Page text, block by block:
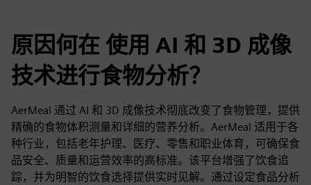
原因何在 使用 AI 和 3D 成像
技术进行食物分析？
AerMeal 通过 AI 和 3D 成像技术彻底改变了食物管理，提供
精确的食物体积测量和详细的营养分析。AerMeal 适用于各
种行业，包括老年护理、医疗、零售和职业体育，可确保食
品安全、质量和运营效率的高标准。该平台增强了饮食追
踪，并为明智的饮食选择提供实时见解。通过设定食品分析